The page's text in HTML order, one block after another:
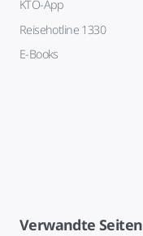
KTO-App
Reisehotline 1330
E-Books
Verwandte Seiten